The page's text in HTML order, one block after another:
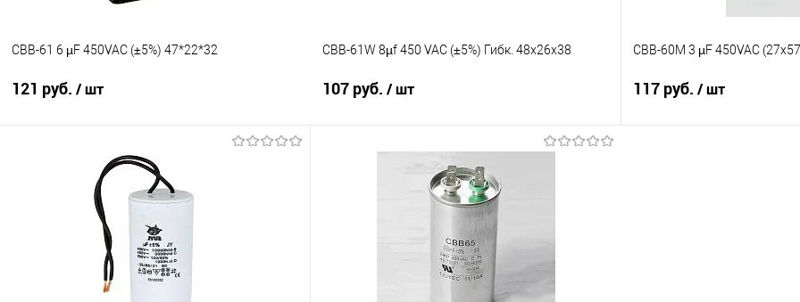
CBB-61 6 µF 450VAC (±5%) 47*22*32
121 руб. / шт
В корзину
CBB-61W 8µf 450 VAC (±5%) Гибк. 48x26x38
107 руб. / шт
Подписаться
CBB-60M 3 µF 450VAC
117 руб. / шт